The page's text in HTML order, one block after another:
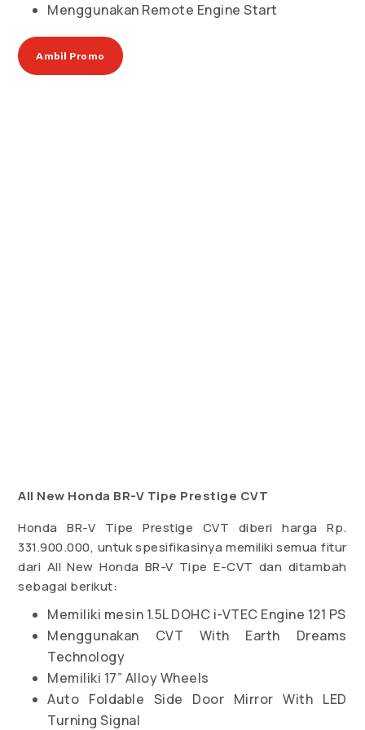
Menggunakan Remote Engine Start
Ambil Promo
All New Honda BR-V Tipe Prestige CVT
Honda BR-V Tipe Prestige CVT diberi harga Rp.
331.900.000, untuk spesifikasinya memiliki semua fitur
dari All New Honda BR-V Tipe E-CVT dan ditambah
sebagai berikut:
Memiliki mesin 1.5L DOHC i-VTEC Engine 121 PS
Menggunakan CVT With Earth Dreams
Technology
Memiliki 17” Alloy Wheels
Auto Foldable Side Door Mirror With LED
Turning Signal